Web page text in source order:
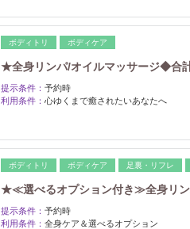
ボディトリ ボディケア
★全身リンパ/オイルマッサージ◆合
提示条件： 予約時
利用条件： 心ゆくまで癒されたいあなたへ
ボディトリ ボディケア 足裏・リフレ
★≪選べるオプション付き≫全身リ
提示条件： 予約時
利用条件： 全身ケア＆選べるオプション